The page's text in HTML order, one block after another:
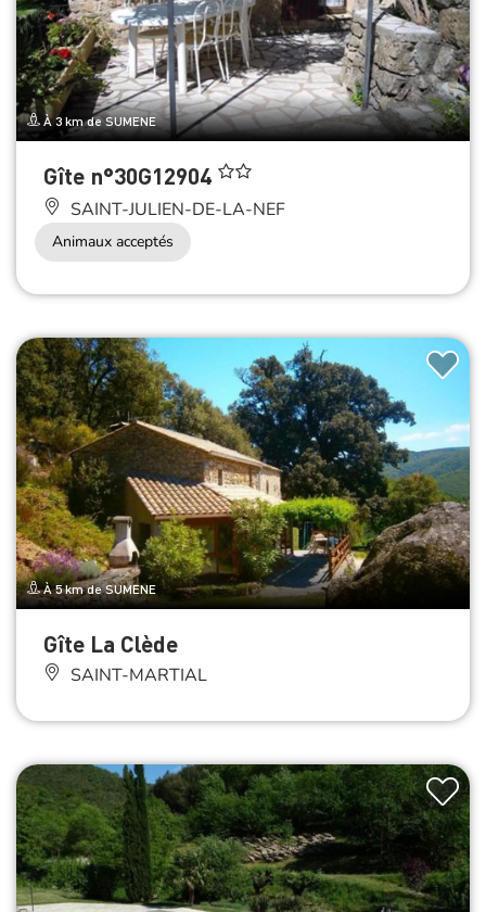
À 3 km de SUMENE
Gîte n°30G12904
SAINT-JULIEN-DE-LA-NEF
Animaux acceptés
À 5 km de SUMENE
Gîte La Clède
SAINT-MARTIAL